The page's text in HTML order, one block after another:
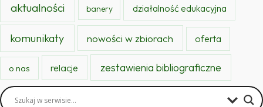
aktualności banery działalność edukacyjna
komunikaty nowości w zbiorach oferta
o nas relacje zestawienia bibliograficzne